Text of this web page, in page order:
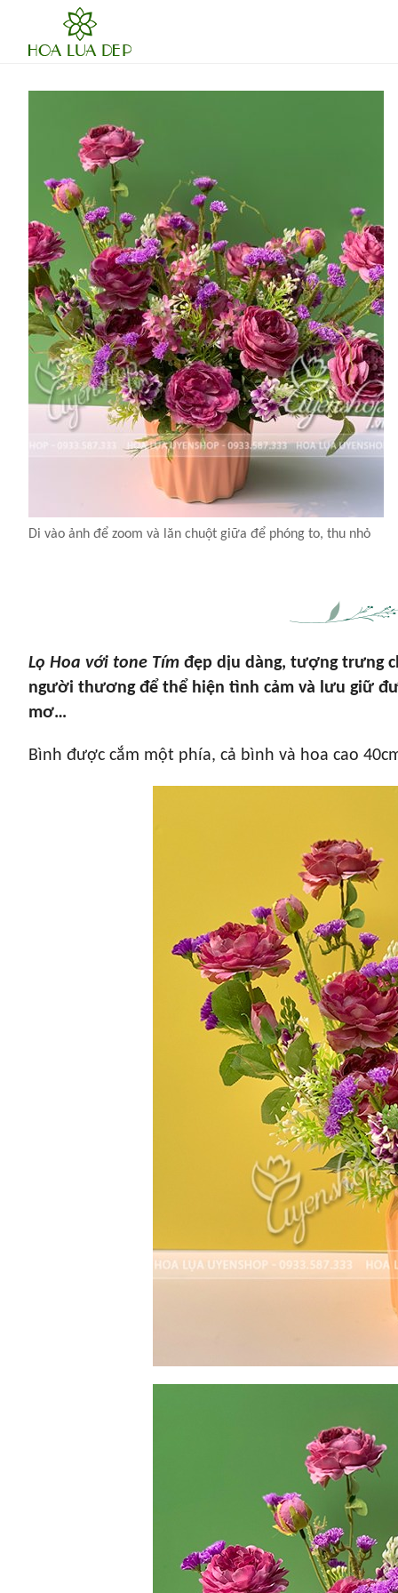
Di vào ảnh để zoom và lăn chuột giữa để phóng to, thu nhỏ
Lọ Hoa với tone Tím đẹp dịu dàng, tượng trưng
người thương để thể hiện tình cảm và lưu giữ
mơ…
Bình được cắm một phía, cả bình và hoa cao